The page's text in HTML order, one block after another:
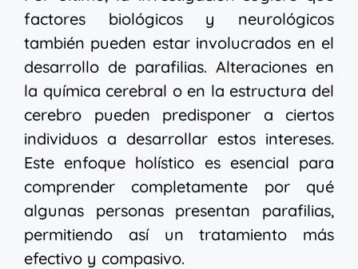
factores biológicos y neurológicos
también pueden estar involucrados en el
desarrollo de parafilias. Alteraciones en
la química cerebral o en la estructura del
cerebro pueden predisponer a ciertos
individuos a desarrollar estos intereses.
Este enfoque holístico es esencial para
comprender completamente por qué
algunas personas presentan parafilias,
permitiendo así un tratamiento más
efectivo y compasivo.